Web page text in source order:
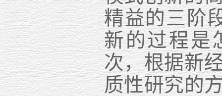
精益的三阶
新的过程是
次，根据新
质性研究的